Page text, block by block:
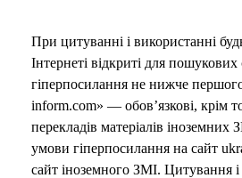
При цитуванні і використанні
Інтернеті відкриті для
гіперпосилання не нижче
inform.com» — обов’язкові, крім
перекладів матеріалів
умови гіперпосилання на сайт
сайт іноземного ЗМІ. Цитування